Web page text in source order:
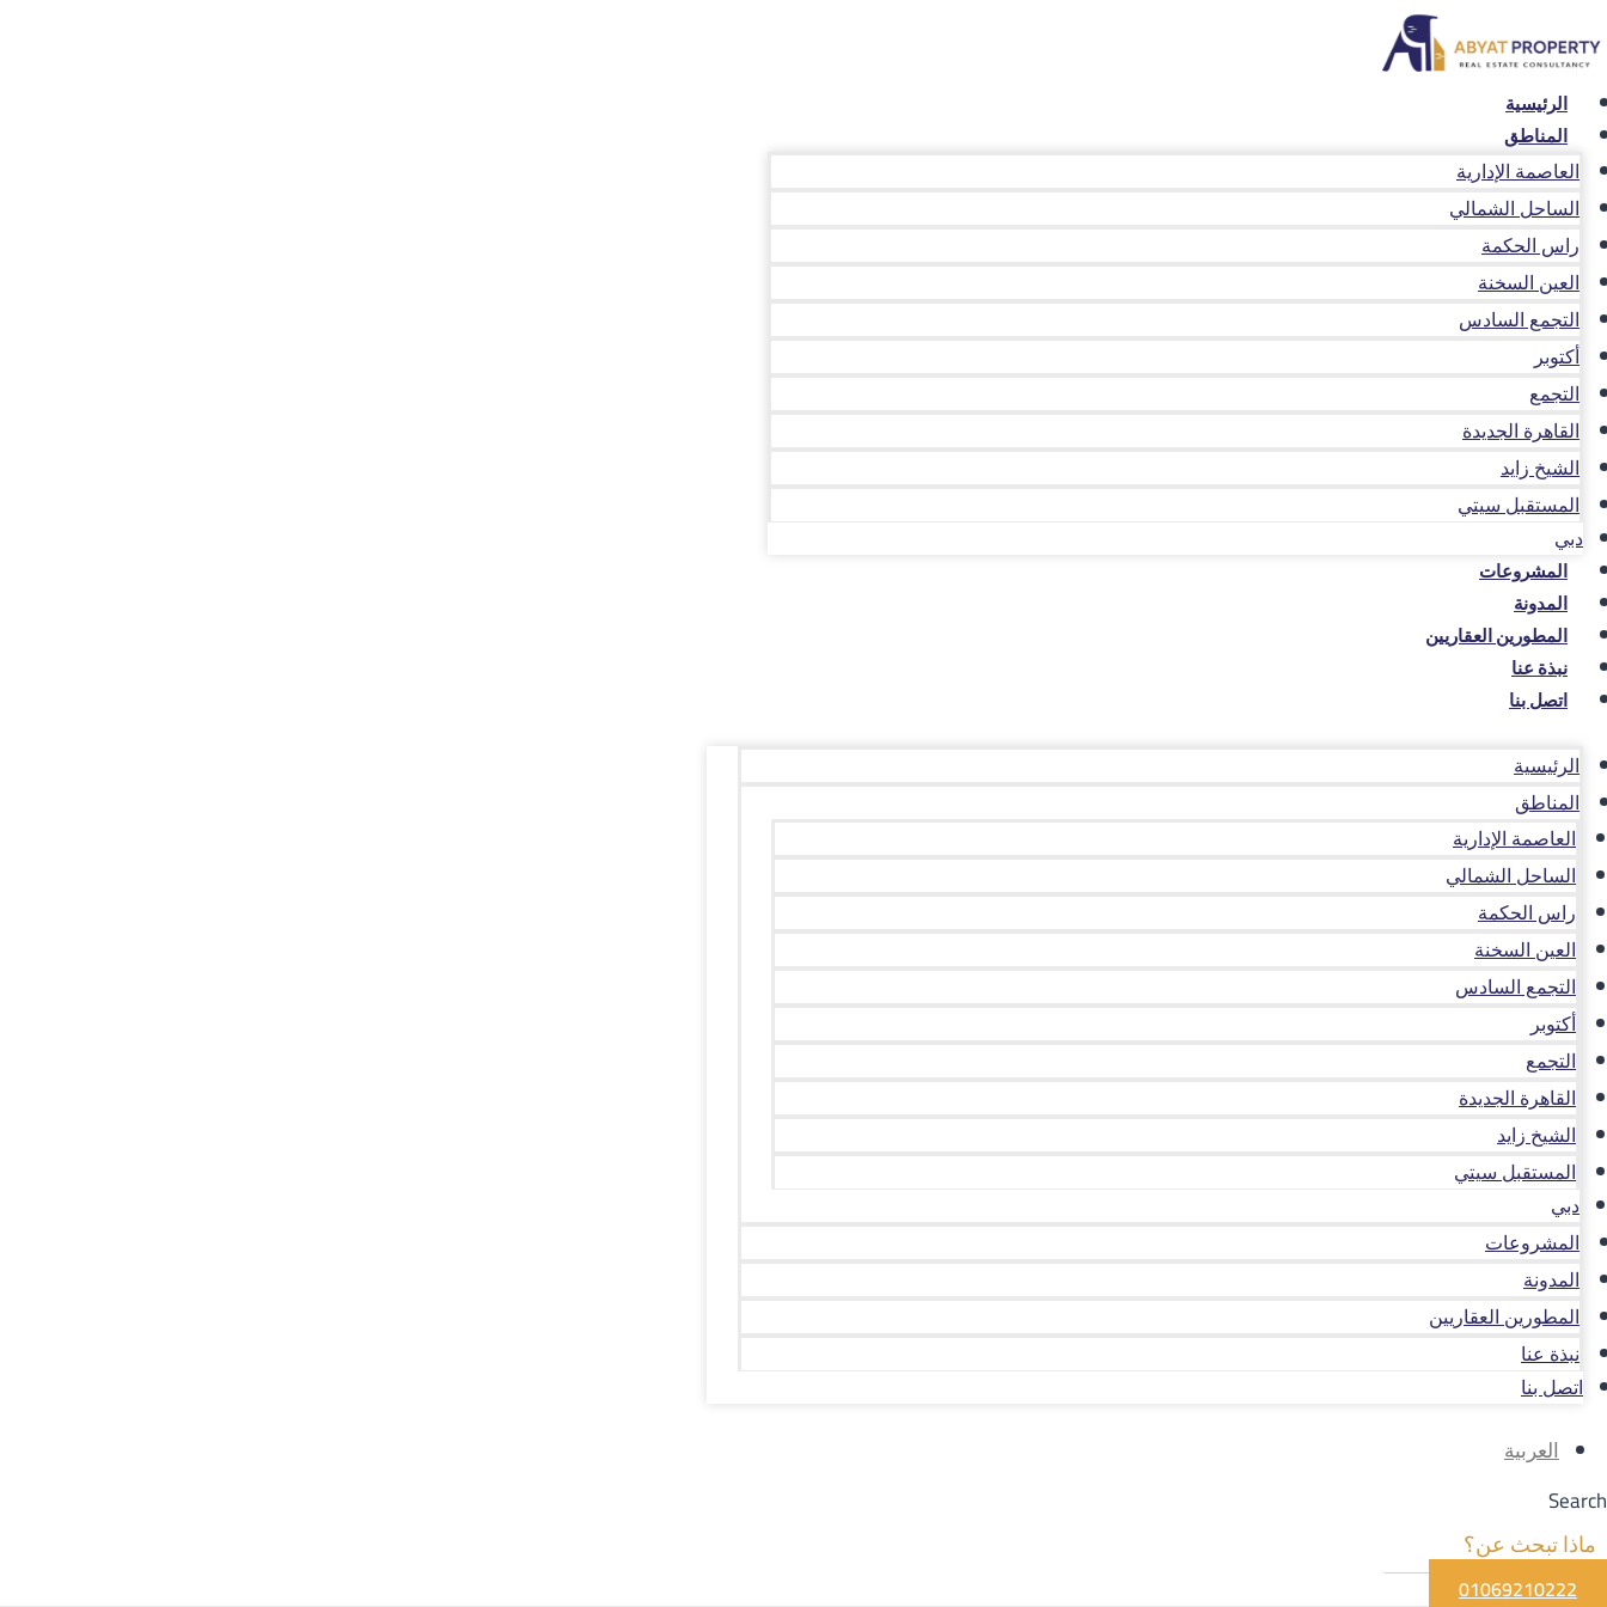
إلى
المحتوى
الرئيسية
المناطق
العاصمة الإدارية
الساحل الشمالي
راس الحكمة
العين السخنة
التجمع السادس
أكتوبر
التجمع
القاهرة الجديدة
الشيخ زايد
المستقبل سيتي
دبي
المشروعات
المدونة
المطورين العقاريين
نبذة عنا
اتصل بنا
الرئيسية
المناطق
العاصمة الإدارية
الساحل الشمالي
راس الحكمة
العين السخنة
التجمع السادس
أكتوبر
التجمع
القاهرة الجديدة
الشيخ زايد
المستقبل سيتي
دبي
المشروعات
المدونة
المطورين العقاريين
نبذة عنا
اتصل بنا
العربية
Search
01069210222